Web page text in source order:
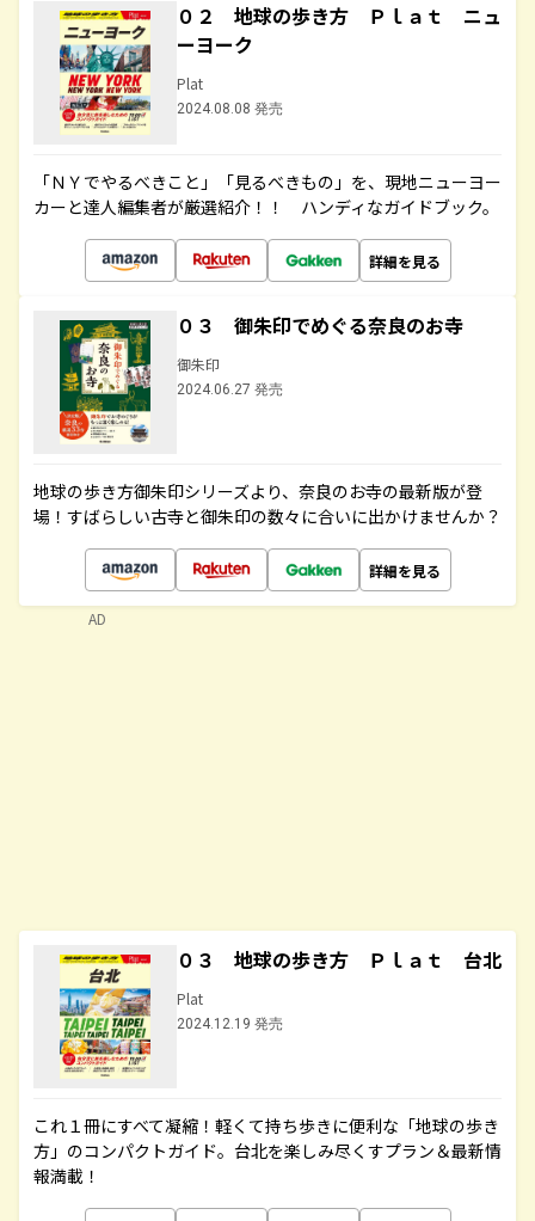
０２ 地球の歩き方 Ｐｌａｔ ニュ
ーヨーク
Plat
2024.08.08 発売
「ＮＹでやるべきこと」「見るべきもの」を、現地ニューヨー
カーと達人編集者が厳選紹介！！ ハンディなガイドブック。
詳細を見る
０３ 御朱印でめぐる奈良のお寺
御朱印
2024.06.27 発売
地球の歩き方御朱印シリーズより、奈良のお寺の最新版が登
場！すばらしい古寺と御朱印の数々に合いに出かけませんか？
詳細を見る
０３ 地球の歩き方 Ｐｌａｔ 台北
Plat
2024.12.19 発売
これ１冊にすべて凝縮！軽くて持ち歩きに便利な「地球の歩き
方」のコンパクトガイド。台北を楽しみ尽くすプラン＆最新情
報満載！
AD